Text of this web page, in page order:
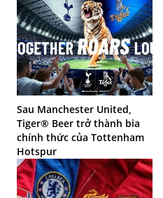
Sau Manchester United,
Tiger® Beer trở thành bia
chính thức của Tottenham
Hotspur